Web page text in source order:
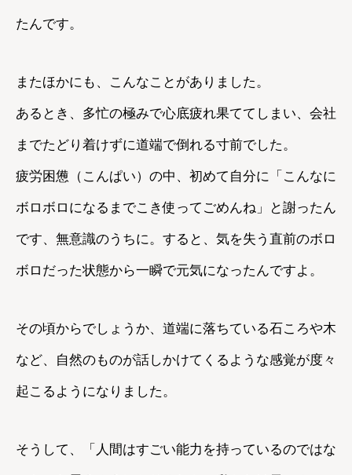
たんです。
またほかにも、こんなことがありました。
あるとき、多忙の極みで心底疲れ果ててしまい、会社
までたどり着けずに道端で倒れる寸前でした。
疲労困憊（こんぱい）の中、初めて自分に「こんなに
ボロボロになるまでこき使ってごめんね」と謝ったん
です、無意識のうちに。すると、気を失う直前のボロ
ボロだった状態から一瞬で元気になったんですよ。
その頃からでしょうか、道端に落ちている石ころや木
など、自然のものが話しかけてくるような感覚が度々
起こるようになりました。
そうして、「人間はすごい能力を持っているのではな